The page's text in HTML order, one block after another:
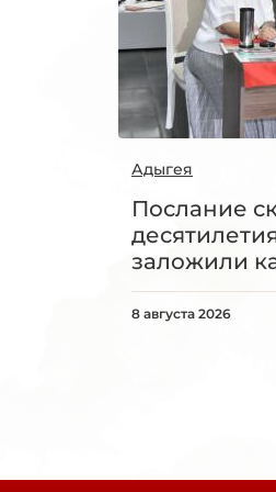
Адыгея
Послание
заложили
8 августа 2026